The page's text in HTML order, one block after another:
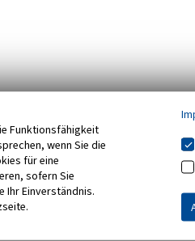
Funktionsfähigkeit
wenn Sie die
für eine
sofern Sie
Ihr Einverständnis.